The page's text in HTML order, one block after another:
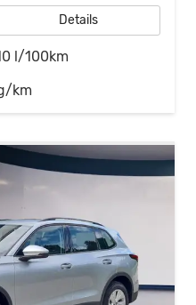
Details
l/100km
km